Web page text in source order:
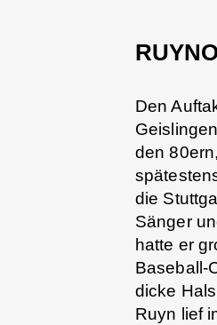
Den
den
die
Sänger
hatte er
Baseball-
dicke
Ruyn lief